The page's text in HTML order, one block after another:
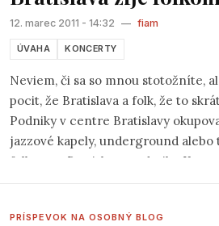
12. marec 2011 - 14:32 — fiam
ÚVAHA KONCERTY
Neviem, či sa so mnou stotožníte,
pocit, že Bratislava a folk, že to
Podniky v centre Bratislavy
jazzové kapely, underground alebo
folku sa v Bratislave nedarilo.
PRÍSPEVOK NA OSOBNÝ BLOG